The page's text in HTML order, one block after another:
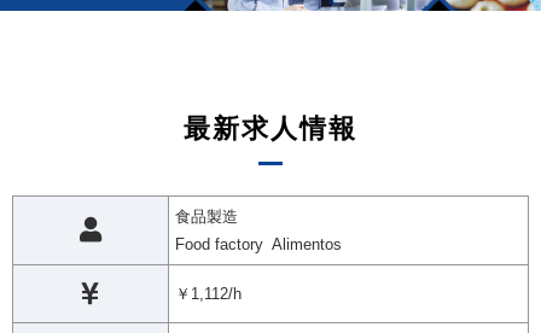
最新求人情報
食品製造
Food factory Alimentos
￥1,112/h